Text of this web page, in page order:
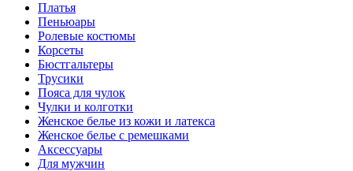
Платья
Пеньюары
Ролевые костюмы
Корсеты
Бюстгальтеры
Трусики
Пояса для чулок
Чулки и колготки
Женское белье из кожи и латекса
Женское белье с ремешками
Аксессуары
Для мужчин